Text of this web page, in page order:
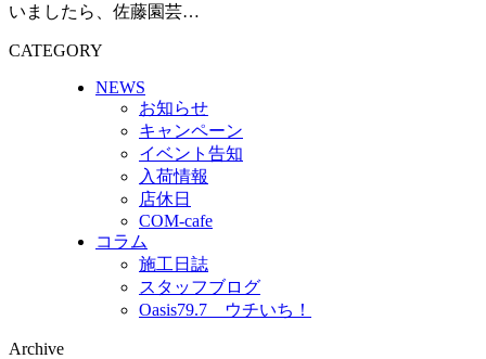
いましたら、佐藤園芸…
CATEGORY
NEWS
お知らせ
キャンペーン
イベント告知
入荷情報
店休日
COM-cafe
コラム
施工日誌
スタッフブログ
Oasis79.7 ウチいち！
Archive